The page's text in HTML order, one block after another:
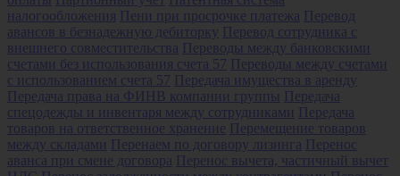
налогообложения Пени при просрочке платежа Перевод
авансов в безнадежную дебиторку Перевод сотрудника с
внешнего совместительства Переводы между банковскими
счетами без использования счета 57 Переводы между счетами
с использованием счета 57 Передача имущества в аренду
Передача права на ФИНВ компании группы Передача
спецодежды и инвентаря между сотрудниками Передача
товаров на ответственное хранение Перемещение товаров
между складами Перенаем по договору лизинга Перенос
аванса при смене договора Перенос вычета, частичный вычет